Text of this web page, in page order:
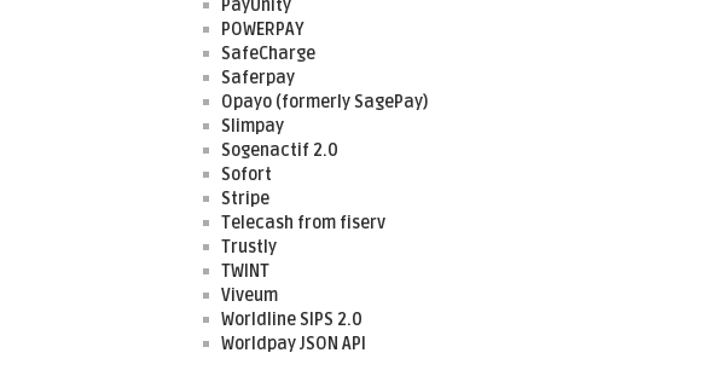
PayUnity
POWERPAY
SafeCharge
Saferpay
Opayo (formerly SagePay)
Slimpay
Sogenactif 2.0
Sofort
Stripe
Telecash from fiserv
Trustly
TWINT
Viveum
Worldline SIPS 2.0
Worldpay JSON API